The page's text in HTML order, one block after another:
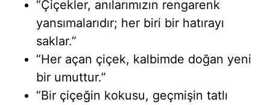
“Çiçekler, anılarımızın rengarenk
yansımalarıdır; her biri bir hatırayı
saklar.”
“Her açan çiçek, kalbimde doğan yeni
bir umuttur.”
“Bir çiçeğin kokusu, geçmişin tatlı